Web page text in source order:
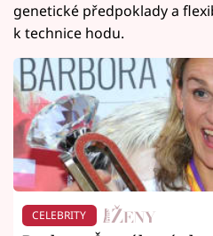
genetické předpoklady a
k technice hodu.
CELEBRITY